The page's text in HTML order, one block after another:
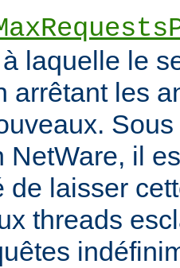
laquelle le
arrêtant les
NetWare, il
de laisser
threads